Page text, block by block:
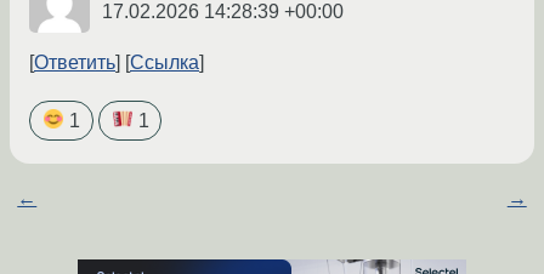
17.02.2026 14:28:39 +00:00
Ответить Ссылка
1 1
← →